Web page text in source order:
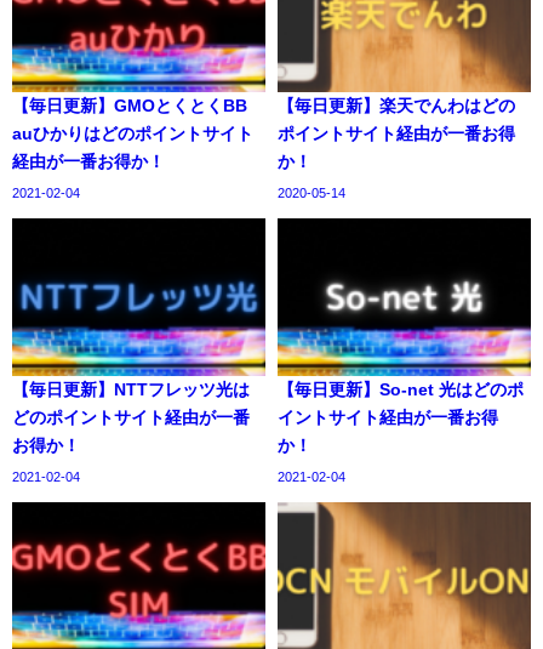
【毎日更新】GMOとくとくBB
auひかりはどのポイントサイト
経由が一番お得か！
2021-02-04
【毎日更新】楽天でんわはどの
ポイントサイト経由が一番お得
か！
2020-05-14
【毎日更新】NTTフレッツ光は
どのポイントサイト経由が一番
お得か！
2021-02-04
【毎日更新】So-net 光はどのポ
イントサイト経由が一番お得
か！
2021-02-04